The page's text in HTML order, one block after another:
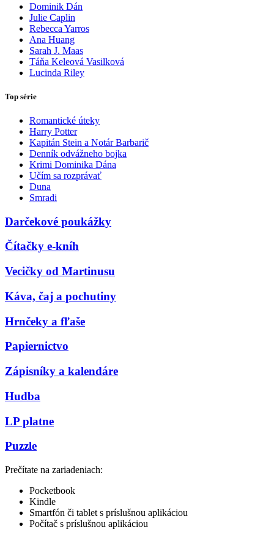
Dominik Dán
Julie Caplin
Rebecca Yarros
Ana Huang
Sarah J. Maas
Táňa Keleová Vasilková
Lucinda Riley
Top série
Romantické úteky
Harry Potter
Kapitán Stein a Notár Barbarič
Denník odvážneho bojka
Krimi Dominika Dána
Učím sa rozprávať
Duna
Smradi
Darčekové poukážky
Čítačky e-kníh
Vecičky od Martinusu
Káva, čaj a pochutiny
Hrnčeky a fľaše
Papiernictvo
Zápisníky a kalendáre
Hudba
LP platne
Puzzle
Prečítate na zariadeniach:
Pocketbook
Kindle
Smartfón či tablet s príslušnou aplikáciou
Počítač s príslušnou aplikáciou